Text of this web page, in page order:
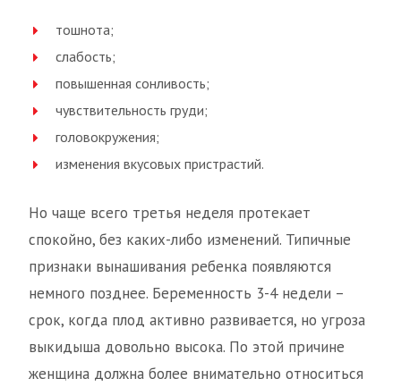
тошнота;
слабость;
повышенная сонливость;
чувствительность груди;
головокружения;
изменения вкусовых пристрастий.
Но чаще всего третья неделя протекает
спокойно, без каких-либо изменений. Типичные
признаки вынашивания ребенка появляются
немного позднее. Беременность 3-4 недели –
срок, когда плод активно развивается, но угроза
выкидыша довольно высока. По этой причине
женщина должна более внимательно относиться